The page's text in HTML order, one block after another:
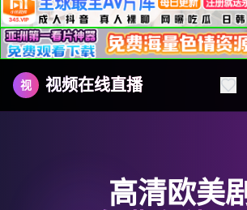
视 视频在线直播
高清欧美